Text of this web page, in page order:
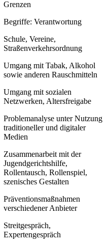
Grenzen
Begriffe: Verantwortung
Schule, Vereine,
Straßenverkehrsordnung
Umgang mit Tabak, Alkohol
sowie anderen Rauschmitteln
Umgang mit sozialen
Netzwerken, Altersfreigabe
Problemanalyse unter Nutzung
traditioneller und digitaler
Medien
Zusammenarbeit mit der
Jugendgerichtshilfe,
Rollentausch, Rollenspiel,
szenisches Gestalten
Präventionsmaßnahmen
verschiedener Anbieter
Streitgespräch,
Expertengespräch